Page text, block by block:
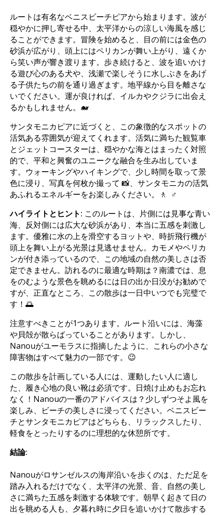
ルートは有名なベニスビーチピアから始まります。波が
穏やかに押し寄せる中、太平洋からの涼しい海風を感じ
ることができます。冒険を始めると、目の前には金色の
砂浜が広がり、頭上にはペリカンが舞い上がり、遠くか
ら笑い声が響き渡ります。歩き続けると、波を追いかけ
る遊び心のある犬や、浅瀬で楽しそうに水しぶきをあげ
る子供たちの前を通り過ぎます。地平線から目を離さな
いでください。運が良ければ、イルカやクジラに出会え
るかもしれません。🐋
サンタモニカピアに近づくと、この象徴的なスポットの
活気ある雰囲気が迎えてくれます。活気に満ちた観覧車
とジェットコースターは、穏やかな海とはまったく対照
的で、平和と興奮のユニークな融合を生み出していま
す。ウォーキングやハイキングで、少し時間を取って景
色に浸り、写真を何枚か撮って 📸、サンタモニカの活気
あふれるエネルギーをお楽しみください。🚶 ‍ ♂️
ハイライトとヒント: このルートは、片側には見事な青い
海、反対側には広大な砂浜があり、本当に五感を刺激し
ます。優雅に水の上を滑空するヨットや、時折飛行機が
頭上を舞い上がる光景は見逃せません。カモメやペリカ
ンが付き添っているので、この地域の自然の美しさは否
定できません。訪れるのに最適な時期は？南濃では、息
をのむような景色を眺めるには日の出か日没がお勧めで
すが、正直なところ、この散歩は一日中いつでも完璧で
す！🌅
注意すべきことが1つあります。ルート沿いには、海藻
や貝殻が散らばっていることがあります。しかし、
Nanouがユーモラスに指摘したように、これらの小さな
障害物はすべて魅力の一部です。😉
この散歩を計画している人には、運動したい人に適し
た、履き心地の良い靴は必須です。日焼け止めもお忘れ
なく！Nanouの一番のアドバイスは？少しずつそよ風を
楽しみ、ビーチの美しさに浸ってください。ベニスビー
チとサンタモニカピアはどちらも、リラックスしたり、
軽食をとったりするのに理想的な休憩所です。
結論:
Nanouがロサンゼルスの海岸沿いを歩くのは、ただ足を
踏み入れるだけでなく、太平洋の光景、音、自然の美し
さに満ちた五感を刺激する体験です。朝早く起きて日の
出を眺める人も、夕暮れ時に夕日を追いかけて散歩する